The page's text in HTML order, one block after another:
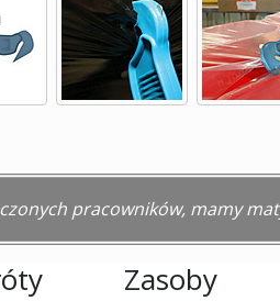
pracowników, mamy
Zasoby